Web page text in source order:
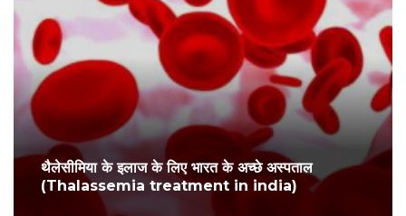
थैलेसीमिया के इलाज के लिए भारत के अच्छे अस्पताल
(Thalassemia treatment in india)